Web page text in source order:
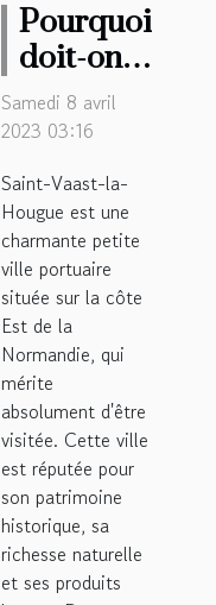
Pourquoi
doit-on
visiter la
ville de
Saint-
Vaast-la-
Hougue
?
Samedi 8 avril
2023 03:16
Saint-Vaast-la-
Hougue est une
charmante petite
ville portuaire
située sur la côte
Est de la
Normandie, qui
mérite
absolument d'être
visitée. Cette ville
est réputée pour
son patrimoine
historique, sa
richesse naturelle
et ses produits